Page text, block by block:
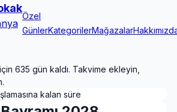
Özel
GünlerKategorilerMağazalar
635 gün kaldı. Takvime ekleyin,
kalan süre